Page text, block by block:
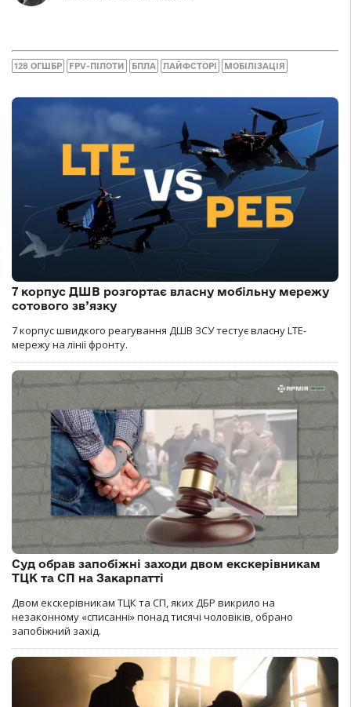
128 ОГШБР FPV-ПІЛОТИ БПЛА ЛАЙФСТОРІ МОБІЛІЗАЦІЯ
7 корпус ДШВ розгортає власну мобільну мережу
сотового зв’язку
7 корпус швидкого реагування ДШВ ЗСУ тестує власну LTE-
мережу на лінії фронту.
Суд обрав запобіжні заходи двом екскерівникам
ТЦК та СП на Закарпатті
Двом екскерівникам ТЦК та СП, яких ДБР викрило на
незаконному «списанні» понад тисячі чоловіків, обрано
запобіжний захід.